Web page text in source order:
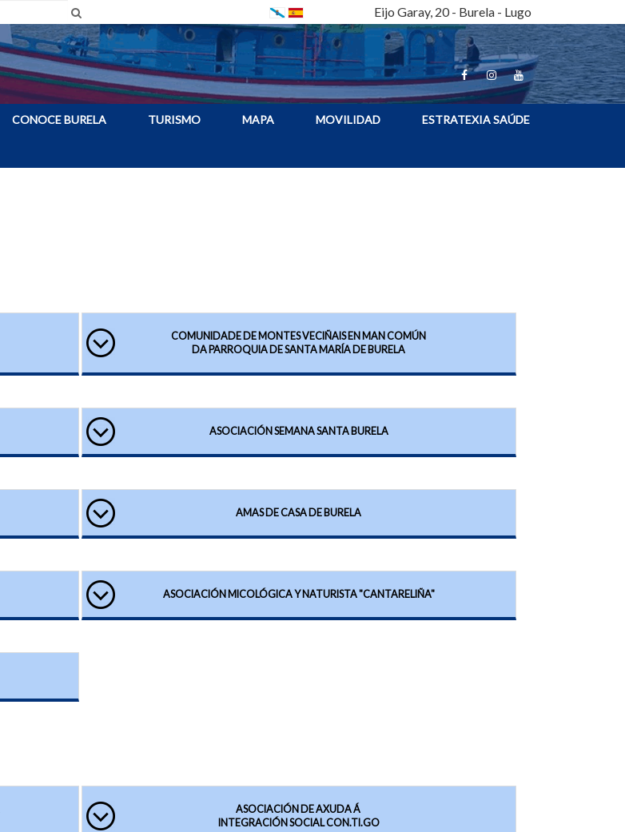
Eijo Garay, 20 - Burela - Lugo
CONOCE BURELA TURISMO MAPA MOVILIDAD ESTRATEXIA SAÚDE
COMUNIDADE DE MONTES VECIÑAIS EN MAN COMÚN
DA PARROQUIA DE SANTA MARÍA DE BURELA
ASOCIACIÓN SEMANA SANTA BURELA
AMAS DE CASA DE BURELA
ASOCIACIÓN MICOLÓGICA Y NATURISTA "CANTARELIÑA"
ASOCIACIÓN DE AXUDA Á
INTEGRACIÓN SOCIAL CON.TI.GO